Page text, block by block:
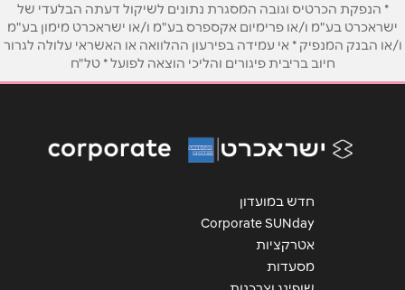
נושא
אנא חזרו אלי בקשר ל...
* הנפקת הכרטיס וגובה המסגרת נתונים לשיקול דעתה הבלעדי של
ישראכרט בע"מ ו/או פרימיום אקספרס בע"מ ו/או ישראכרט מימון בע"מ
ו/או הבנק המנפיק * אי עמידה בפירעון ההלוואה או האשראי עלולה לגרור
חיוב בריבית פיגורים והליכי הוצאה לפועל * טל"ח
חדש במועדון
Corporate SUNday
אטרקציות
מסעדות